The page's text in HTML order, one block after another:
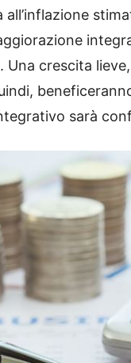
Una crescita
sarà